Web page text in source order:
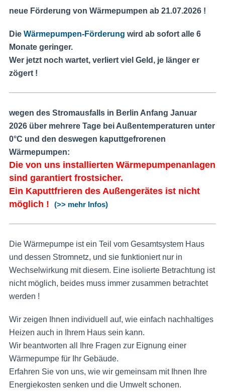
neue Förderung von Wärmepumpen ab 21.07.2026 !
Die Wärmepumpen-Förderung wird ab sofort alle 6
Monate geringer.
Wer jetzt noch wartet, verliert viel Geld, je länger er
zögert !
wegen des Stromausfalls in Berlin Anfang Januar
2026 über mehrere Tage bei Außentemperaturen unter
0°C und den deswegen kaputtgefrorenen
Wärmepumpen:
Die von uns installierten Wärmepumpenanlagen
sind garantiert frostsicher.
Ein Kaputtfrieren des Außengerätes ist nicht
möglich ! (>> mehr Infos)
Die Wärmepumpe ist ein Teil vom Gesamtsystem Haus
und dessen Stromnetz, und sie funktioniert nur in
Wechselwirkung mit diesem. Eine isolierte Betrachtung ist
nicht möglich, beides muss immer zusammen betrachtet
werden !
Wir zeigen Ihnen individuell auf, wie einfach nachhaltiges
Heizen auch in Ihrem Haus sein kann.
Wir beantworten all Ihre Fragen zur Eignung einer
Wärmepumpe für Ihr Gebäude.
Erfahren Sie von uns, wie wir gemeinsam mit Ihnen Ihre
Energiekosten senken und die Umwelt schonen.